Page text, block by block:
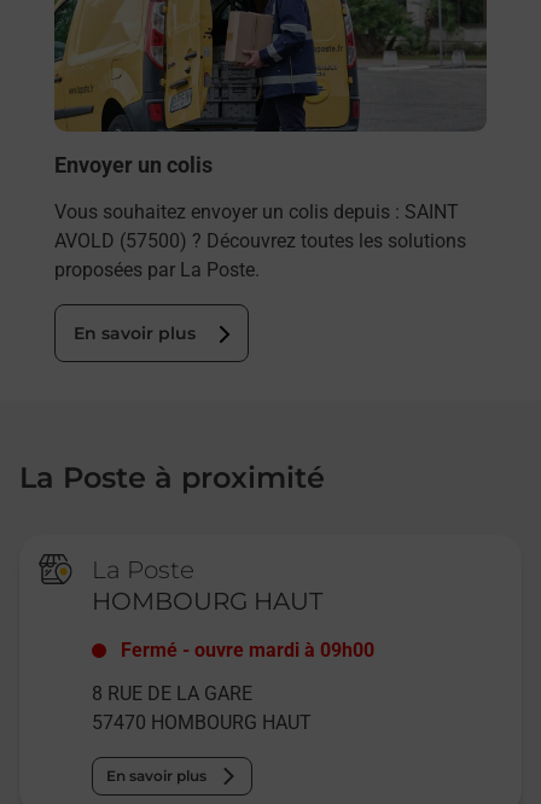
Envoyer un colis
Vous souhaitez envoyer un colis depuis : SAINT
AVOLD (57500) ? Découvrez toutes les solutions
proposées par La Poste.
En savoir plus
La Poste à proximité
La Poste
HOMBOURG HAUT
Fermé -ouvre mardi à 09h00
8 RUE DE LA GARE
57470 HOMBOURG HAUT
En savoir plus